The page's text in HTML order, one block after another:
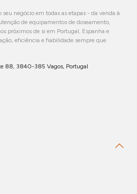
seu negócio em todas as etapas - da venda à
de equipamentos de doseamento,
próximos de si em Portugal, Espanha e
eficiência e fiabilidade sempre que
88, 3840-385 Vagos, Portugal